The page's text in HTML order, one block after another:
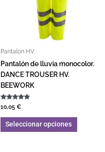
Pantalon HV
Pantalón de lluvia monocolor.
DANCE TROUSER HV.
BEEWORK
Valorado con
5.00
de 5
10,05 €
Seleccionar opciones